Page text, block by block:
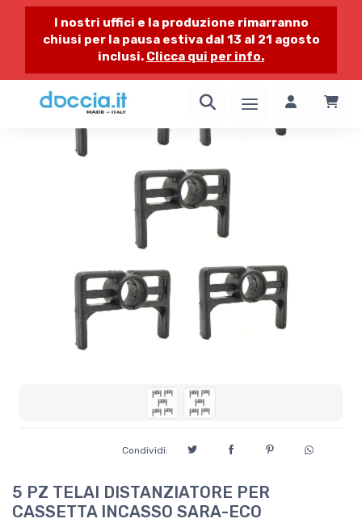
I nostri uffici e la produzione rimarranno
chiusi per la pausa estiva dal 13 al 21 agosto
inclusi. Clicca qui per info.
Condividi:
5 PZ TELAI DISTANZIATORE PER
CASSETTA INCASSO SARA-ECO